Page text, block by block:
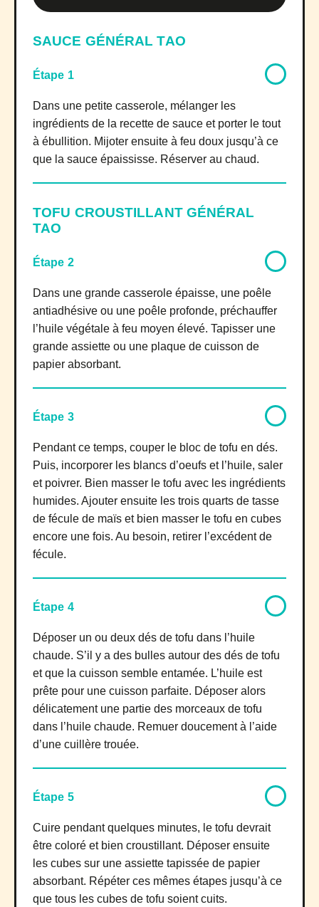
SAUCE GÉNÉRAL TAO
Étape 1
Dans une petite casserole, mélanger les
ingrédients de la recette de sauce et porter le tout
à ébullition. Mijoter ensuite à feu doux jusqu’à ce
que la sauce épaississe. Réserver au chaud.
TOFU CROUSTILLANT GÉNÉRAL
TAO
Étape 2
Dans une grande casserole épaisse, une poêle
antiadhésive ou une poêle profonde, préchauffer
l’huile végétale à feu moyen élevé. Tapisser une
grande assiette ou une plaque de cuisson de
papier absorbant.
Étape 3
Pendant ce temps, couper le bloc de tofu en dés.
Puis, incorporer les blancs d’oeufs et l’huile, saler
et poivrer. Bien masser le tofu avec les ingrédients
humides. Ajouter ensuite les trois quarts de tasse
de fécule de maïs et bien masser le tofu en cubes
encore une fois. Au besoin, retirer l’excédent de
fécule.
Étape 4
Déposer un ou deux dés de tofu dans l’huile
chaude. S’il y a des bulles autour des dés de tofu
et que la cuisson semble entamée. L’huile est
prête pour une cuisson parfaite. Déposer alors
délicatement une partie des morceaux de tofu
dans l’huile chaude. Remuer doucement à l’aide
d’une cuillère trouée.
Étape 5
Cuire pendant quelques minutes, le tofu devrait
être coloré et bien croustillant. Déposer ensuite
les cubes sur une assiette tapissée de papier
absorbant. Répéter ces mêmes étapes jusqu’à ce
que tous les cubes de tofu soient cuits.